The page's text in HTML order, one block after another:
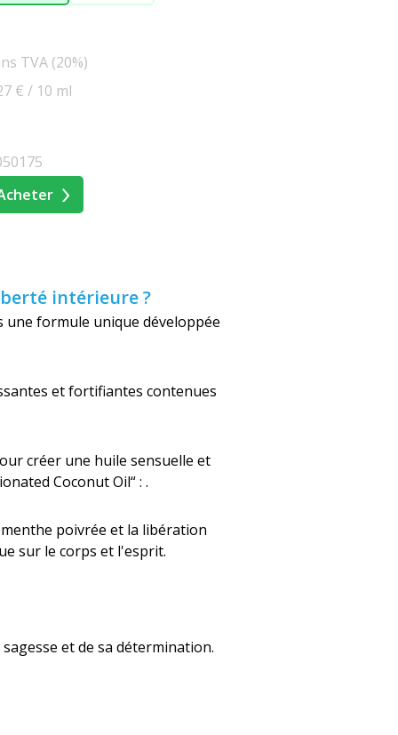
TVA (20%)
€ / 10 ml
intérieure ?
formule unique développée
et fortifiantes contenues
créer une huile sensuelle et
Coconut Oil“ : .
poivrée et la libération
sur le corps et l'esprit.
et de sa détermination.